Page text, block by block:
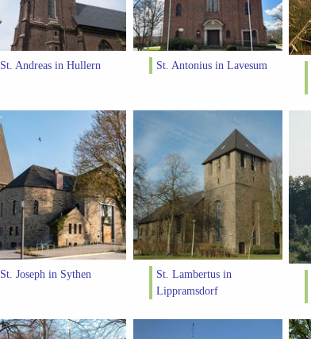
St. Andreas in Hullern St. Antonius in Lavesum
St. Joseph in Sythen
St. Lambertus in
Lippramsdorf